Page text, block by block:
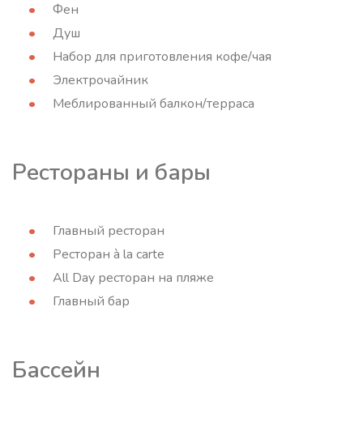
Фен
Душ
Набор для приготовления кофе/чая
Электрочайник
Меблированный балкон/терраса
Рестораны и бары
Главный ресторан
Ресторан à la carte
All Day ресторан на пляже
Главный бар
Бассейн